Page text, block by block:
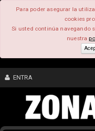
Para poder asegurar la
cookies
Si usted continúa navegando
nuestra
ENTRA
CONTENIDO